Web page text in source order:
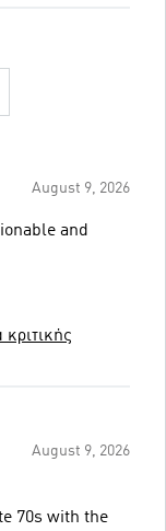
August 9, 2026
and
August 9, 2026
70s with the